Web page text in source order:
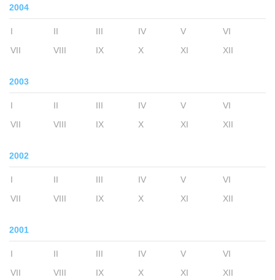
2004
I II III IV V
VI
VII
VIII IX X XI XII
2003
I II III IV V
VI
VII
VIII IX X XI XII
2002
I II III IV V
VI
VII
VIII IX X XI XII
2001
I II III IV V
VI
VII
VIII IX X XI XII